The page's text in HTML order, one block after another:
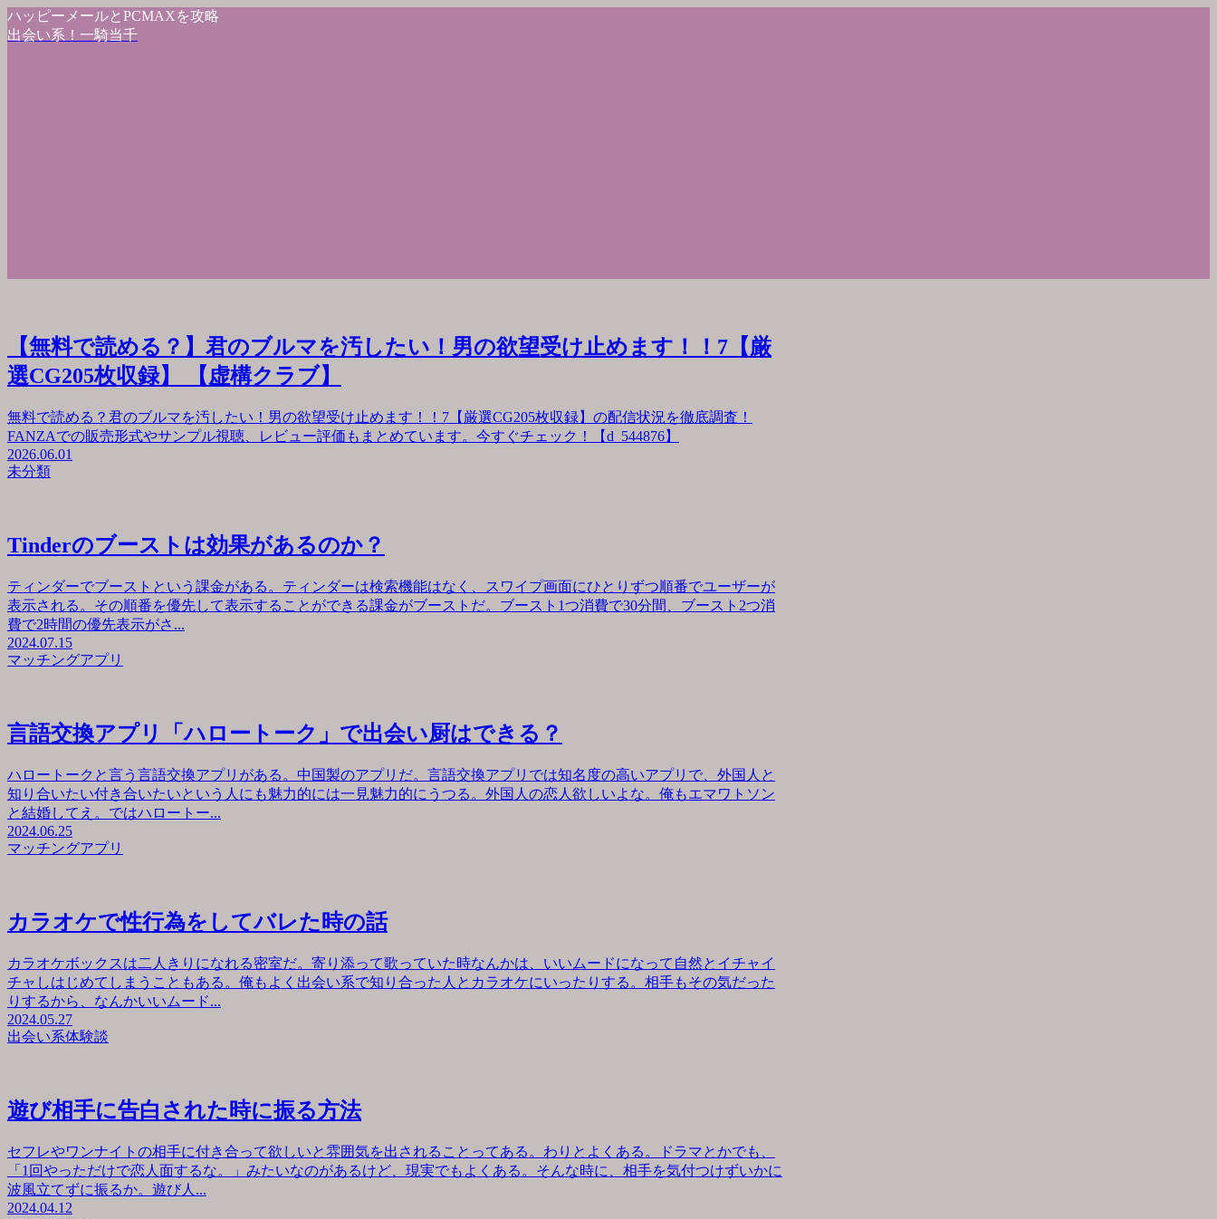
ハッピーメールとPCMAXを攻略
出会い系！一騎当千
【無料で読める？】君のブルマを汚したい！男の欲望受け止めます！！7【厳
選CG205枚収録】 【虚構クラブ】
無料で読める？君のブルマを汚したい！男の欲望受け止めます！！7【厳選CG205枚収録】の配信状況を徹底調査！
FANZAでの販売形式やサンプル視聴、レビュー評価もまとめています。今すぐチェック！【d_544876】
2026.06.01
未分類
Tinderのブーストは効果があるのか？
ティンダーでブーストという課金がある。ティンダーは検索機能はなく、スワイプ画面にひとりずつ順番でユーザーが
表示される。その順番を優先して表示することができる課金がブーストだ。ブースト1つ消費で30分間、ブースト2つ消
費で2時間の優先表示がさ...
2024.07.15
マッチングアプリ
言語交換アプリ「ハロートーク」で出会い厨はできる？
ハロートークと言う言語交換アプリがある。中国製のアプリだ。言語交換アプリでは知名度の高いアプリで、外国人と
知り合いたい付き合いたいという人にも魅力的には一見魅力的にうつる。外国人の恋人欲しいよな。俺もエマワトソン
と結婚してえ。ではハロートー...
2024.06.25
マッチングアプリ
カラオケで性行為をしてバレた時の話
カラオケボックスは二人きりになれる密室だ。寄り添って歌っていた時なんかは、いいムードになって自然とイチャイ
チャしはじめてしまうこともある。俺もよく出会い系で知り合った人とカラオケにいったりする。相手もその気だった
りするから、なんかいいムード...
2024.05.27
出会い系体験談
遊び相手に告白された時に振る方法
セフレやワンナイトの相手に付き合って欲しいと雰囲気を出されることってある。わりとよくある。ドラマとかでも、
「1回やっただけで恋人面するな。」みたいなのがあるけど、現実でもよくある。そんな時に、相手を気付つけずいかに
波風立てずに振るか。遊び人...
2024.04.12